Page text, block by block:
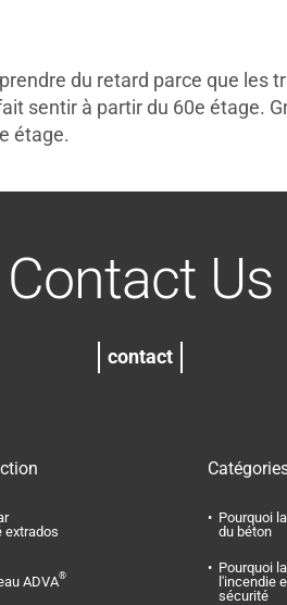
du retard parce que
sentir à partir du 60e étage.
étage.
Contact Us
contact
extrados
ADVA®
Pourquoi
du béton
Pourquoi
l'incendie
sécurité